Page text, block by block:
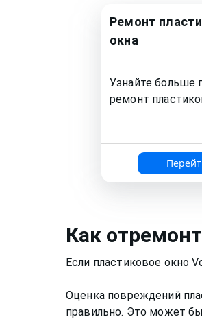
Ремонт
окна
Узнайте больше
ремонт
Как
Если пластиковое окно
Оценка повреждений
правильно. Это может